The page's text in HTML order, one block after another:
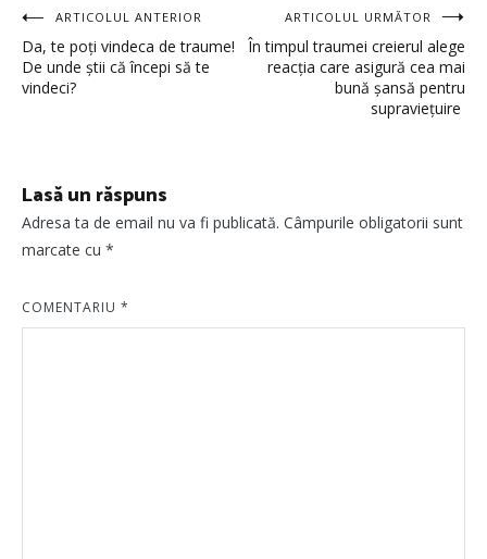
Navigare
în
articole
ARTICOLUL ANTERIOR
Da, te poți vindeca de traume!
De unde știi că începi să te
vindeci?
ARTICOLUL URMĂTOR
În timpul traumei creierul alege
reacția care asigură cea mai
bună șansă pentru
supraviețuire
Lasă un răspuns
Adresa ta de email nu va fi publicată. Câmpurile obligatorii sunt
marcate cu *
COMENTARIU *